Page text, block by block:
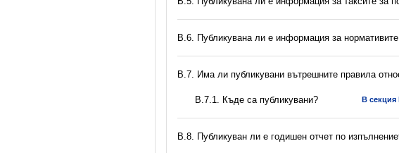
В.6. Публикувана ли е информация за
В.7. Има ли публикувани вътрешните правила
В.7.1. Къде са публикувани? В
В.8. Публикуван ли е годишен отчет по